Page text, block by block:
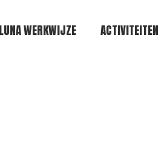
LUNA WERKWIJZE ACTIVITEITEN